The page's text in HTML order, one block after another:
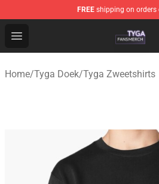
FREE shipping on orders
Open menu
Tyga Shop - Official Tyga
Home/Tyga Doek/Tyga Zweetshirts